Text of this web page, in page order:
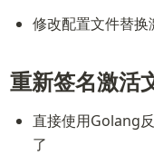
修改配置文件替换
重新签名激活
直接使用Golang
了